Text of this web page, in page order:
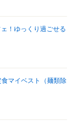
！ゆっくり過ごせる
食マイベスト（麺類除